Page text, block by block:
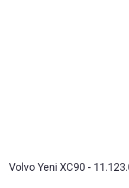
Volvo Yeni XC90 -